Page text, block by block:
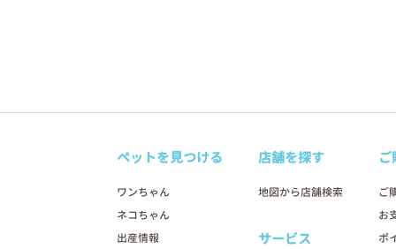
ペットを見つける
ワンちゃん
ネコちゃん
出産情報
店舗を探す
地図から店舗検索
サービス
ご
お
ポ